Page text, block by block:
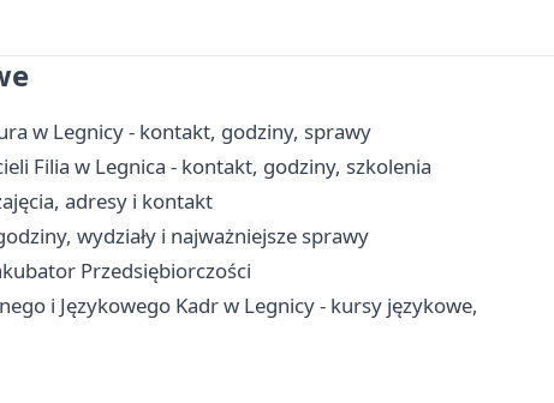
w Legnicy - kontakt, godziny, sprawy
Filia w Legnica - kontakt, godziny, szkolenia
adresy i kontakt
wydziały i najważniejsze sprawy
Przedsiębiorczości
i Językowego Kadr w Legnicy - kursy językowe,